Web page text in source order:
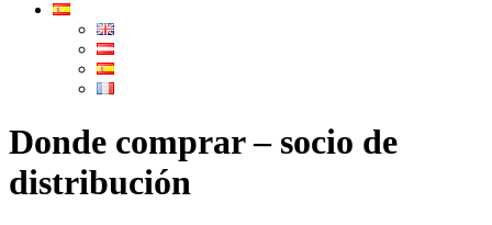
Donde comprar – socio de
distribución